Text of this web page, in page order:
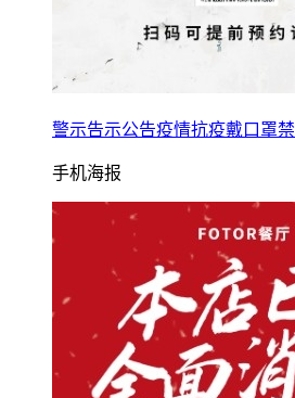
警示告示公告疫情抗疫戴口罩
手机海报